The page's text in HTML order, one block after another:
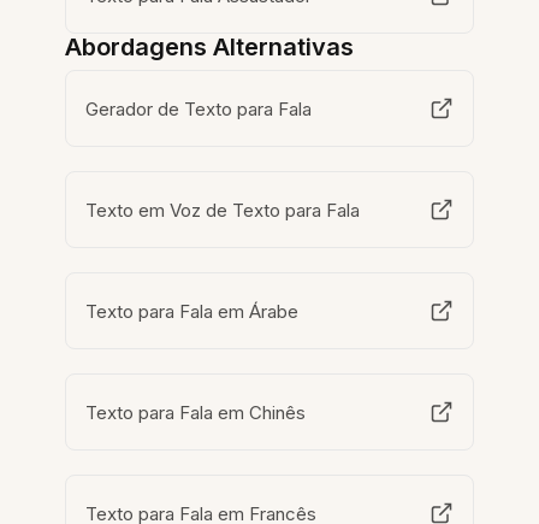
Abordagens Alternativas
Gerador de Texto para Fala
Texto em Voz de Texto para Fala
Texto para Fala em Árabe
Texto para Fala em Chinês
Texto para Fala em Francês